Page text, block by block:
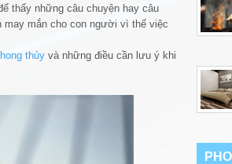
thấy những câu chuyện hay câu
may mắn cho con người vì thế việc
thủy và những điều cần lưu ý khi